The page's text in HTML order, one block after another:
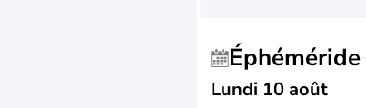
Éphéméride
Lundi 10 août